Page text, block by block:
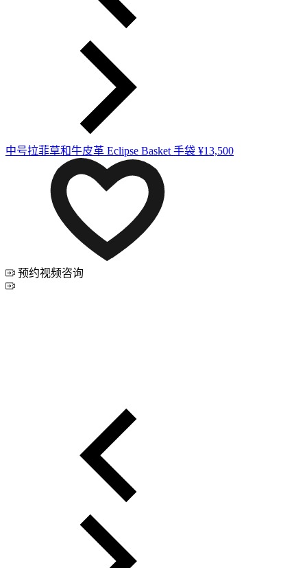
中号拉菲草和牛皮革 Eclipse Basket 手袋 ¥13,500
预约视频咨询